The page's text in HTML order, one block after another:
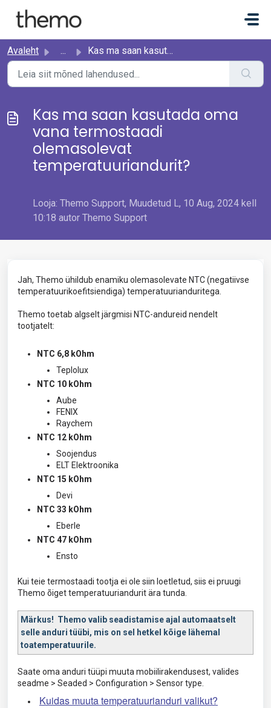
Avaleht ... Kas ma saan kasutada oma vana termostaadi olemasolevat te...
Kas ma saan kasutada oma
vana termostaadi
olemasolevat
temperatuuriandurit?
Looja: Themo Support, Muudetud L, 10 Aug, 2024 kell
10:18 autor Themo Support
Jah, Themo ühildub enamiku olemasolevate NTC (negatiivse
temperatuurikoefitsiendiga) temperatuurianduritega.
Themo toetab algselt järgmisi NTC-andureid nendelt
tootjatelt:
NTC 6,8 kOhm
Teplolux
NTC 10 kOhm
Aube
FENIX
Raychem
NTC 12 kOhm
Soojendus
ELT Elektroonika
NTC 15 kOhm
Devi
NTC 33 kOhm
Eberle
NTC 47 kOhm
Ensto
Kui teie termostaadi tootja ei ole siin loetletud, siis ei pruugi
Themo õiget temperatuuriandurit ära tunda.
Märkus! Themo valib seadistamise ajal automaatselt
selle anduri tüübi, mis on sel hetkel kõige lähemal
toatemperatuurile.
Saate oma anduri tüüpi muuta mobiilirakendusest, valides
seadme > Seaded > Configuration > Sensor type.
Kuidas muuta temperatuurianduri valikut?